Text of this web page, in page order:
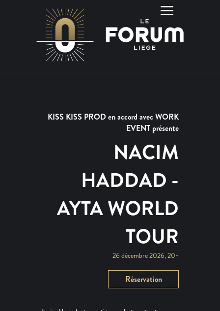
KISS KISS PROD en accord avec WORK
EVENT présente
NACIM
HADDAD -
AYTA WORLD
TOUR
26 décembre 2026, 20h
Réservation